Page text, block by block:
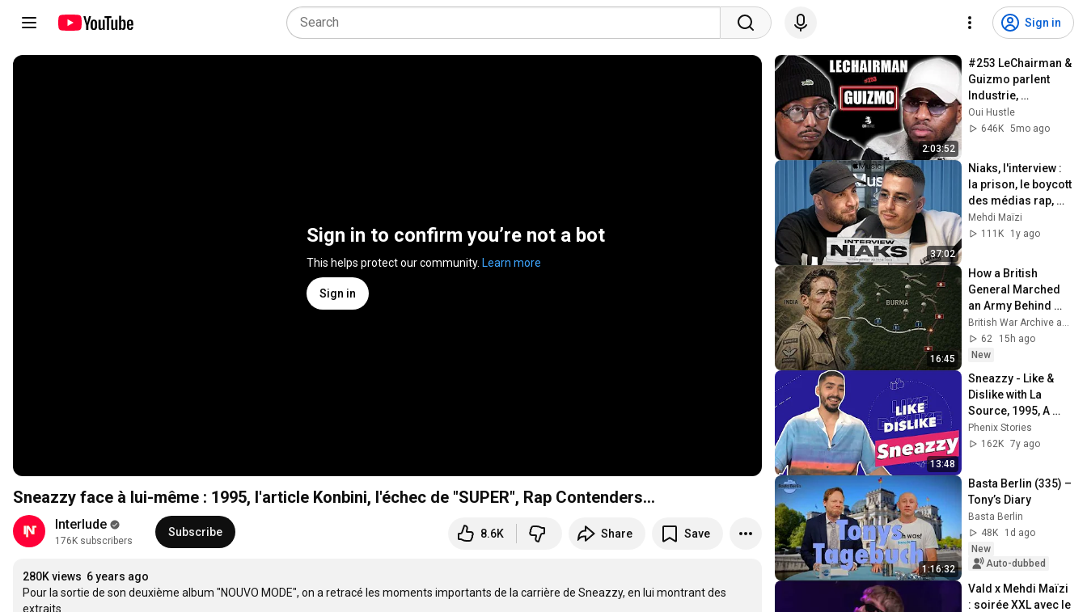
Sign in
Sign in to confirm you’re not a bot
This helps protect our community. Learn more
Sign in
Sneazzy face à lui-même : 1995, l'article Konbini, l'échec de "SUPER", Rap Contenders...
Interlude
176K subscribers
Subscribe 8.6K Share Save
280K views 6 years ago
Pour la sortie de son deuxième album "NOUVO MODE", on a retracé les moments importants de la carrière de Sneazzy, en lui montrant des
2:03:52
#253 LeChairman &
Guizmo parlent
Industrie,
Addiction,
Prévention,
Oui Hustle
646K 5mo ago
37:02
Niaks, l'interview :
la prison, le boycott
des médias rap,
l'argent... On se dit
tout - Le Code
Mehdi Maïzi
111K
1y ago
16:45
How a British
General Marched
an Army Behind
Japanese Lines
British War Archive and British Historical Archive
62
15h ago
New
13:48
Sneazzy - Like &
Dislike with La
Source, 1995, A
Plane Crash & S.Pri
Noir's Jokes ✈️🔞
Phenix Stories
162K 7y ago
1:16:32
Basta Berlin (335) –
Tony’s Diary
Basta Berlin
48K
1d ago
New
Auto-dubbed
Vald x Mehdi Maïzi
: soirée XXL avec le